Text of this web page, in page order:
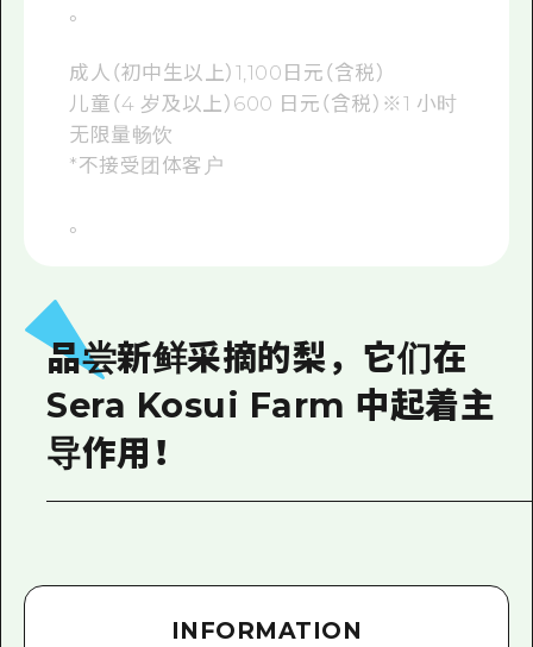
。
成人（初中生以上）1,100日元（含税）
儿童（4 岁及以上）600 日元（含税）※1 小时
无限量畅饮
*不接受团体客户
。
品尝新鲜采摘的梨，它们在
Sera Kosui Farm 中起着主
导作用！
INFORMATION